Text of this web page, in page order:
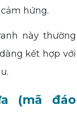
hứng.
này thường
kết hợp với
(mã đáo